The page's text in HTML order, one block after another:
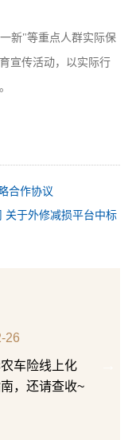
新"等重点人群实际保
宣传活动，以实际行
合作协议
关于外修减损平台中标
26
车险线上化
，还请查收~